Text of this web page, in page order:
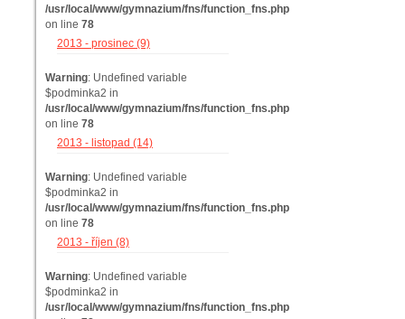
/usr/local/www/gymnazium/fns/function_fns.php
on line 78
2013 - prosinec (9)
Warning: Undefined variable
$podminka2 in
/usr/local/www/gymnazium/fns/function_fns.php
on line 78
2013 - listopad (14)
Warning: Undefined variable
$podminka2 in
/usr/local/www/gymnazium/fns/function_fns.php
on line 78
2013 - říjen (8)
Warning: Undefined variable
$podminka2 in
/usr/local/www/gymnazium/fns/function_fns.php